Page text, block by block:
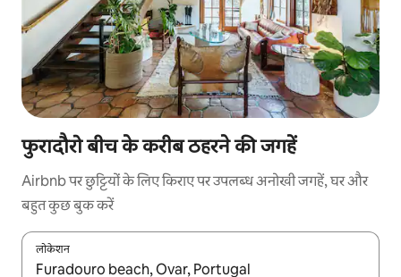
फुरादौरो बीच के करीब ठहरने की जगहें
Airbnb पर छुट्टियों के लिए किराए पर उपलब्ध अनोखी जगहें, घर और
बहुत कुछ बुक करें
लोकेशन
नतीजों के उपलब्ध होने पर, अप और डाउन 'ऐरो की' का इस्तेमाल करके नेविगेट